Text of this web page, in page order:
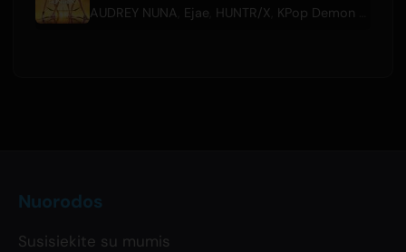
AUDREY NUNA Ejae HUNTR/X KPop Demon Hunters Cast
Nuorodos
Susisiekite su mumis